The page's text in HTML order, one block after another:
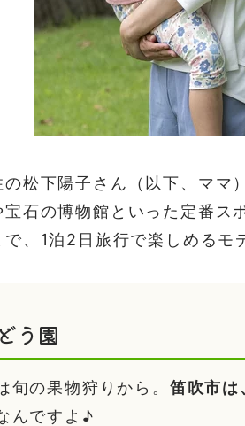
松下陽子さん（以下、ママ
石の博物館といった定番ス
、1泊2日旅行で楽しめるモ
う園
旬の果物狩りから。 笛吹市は
んですよ♪